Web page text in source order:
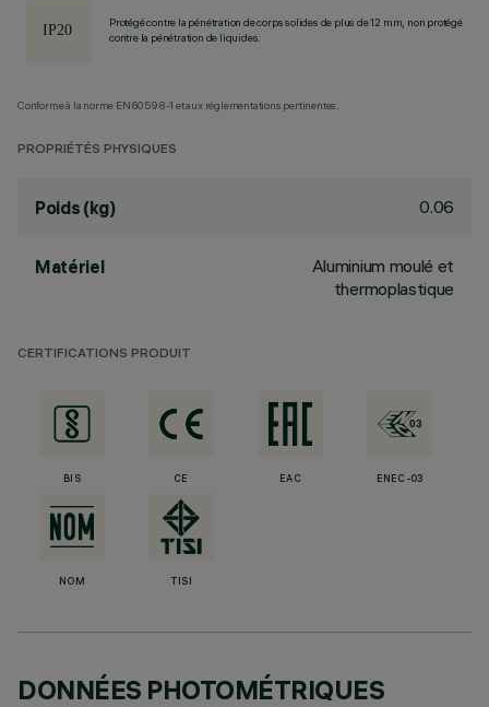
Protégé contre la pénétration de corps solides de plus de 12 mm, non protégé
contre la pénétration de liquides.
Conforme à la norme EN60598-1 et aux réglementations pertinentes.
PROPRIÉTÉS PHYSIQUES
Poids (kg) 0.06
Matériel
Aluminium moulé et
thermoplastique
CERTIFICATIONS PRODUIT
BIS CE EAC ENEC-03
NOM TISI
DONNÉES PHOTOMÉTRIQUES